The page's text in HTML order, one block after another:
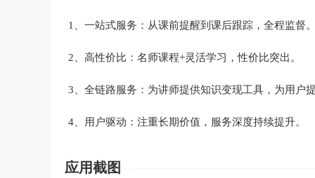
1、一站式服务‌：从课前提醒到课后跟踪，全程监督。
2、高性价比‌：名师课程+灵活学习，性价比突出。
3、全链路服务‌：为讲师提供知识变现工具，为用户
4、用户驱动‌：注重长期价值，服务深度持续提升。
应用截图